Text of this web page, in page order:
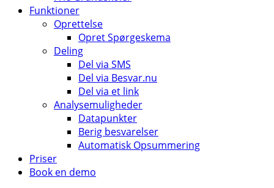
Funktioner
Oprettelse
Opret Spørgeskema
Deling
Del via SMS
Del via Besvar.nu
Del via et link
Analysemuligheder
Datapunkter
Berig besvarelser
Automatisk Opsummering
Priser
Book en demo